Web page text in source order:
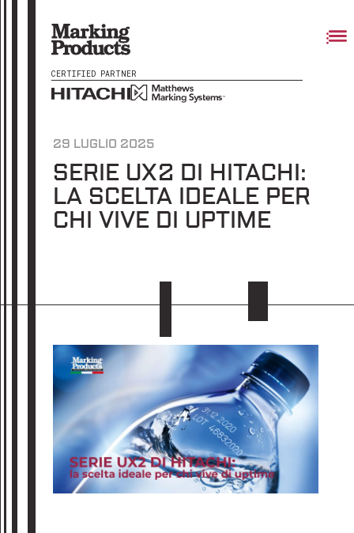
CERTIFIED PARTNER
29 LUGLIO 2025
SERIE UX2 DI HITACHI:
LA SCELTA IDEALE PER
CHI VIVE DI UPTIME